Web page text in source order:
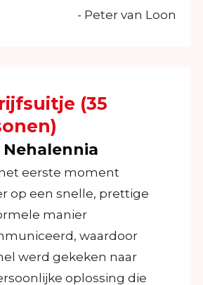
- Peter van Loon
(35
Nehalennia
eerste moment
op een snelle, prettige
manier
waardoor
werd gekeken naar
oplossing die